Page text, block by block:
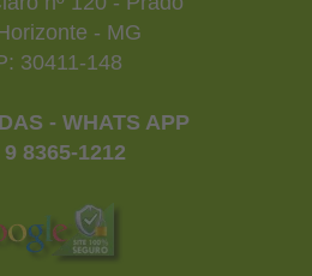
- MG
30411-148
- WHATS APP
9 8365-1212